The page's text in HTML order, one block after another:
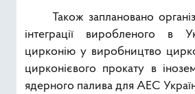
Також заплановано
інтеграції виробленого в
цирконію у виробництво
цирконієвого прокату в
ядерного палива для АЕС